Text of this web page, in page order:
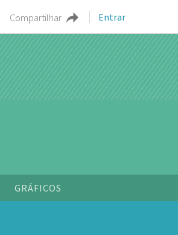
Compartilhar Entrar
GRÁFICOS